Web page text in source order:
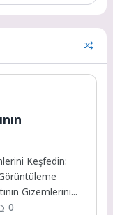
Keşfedin:
Gizemlerini...
0